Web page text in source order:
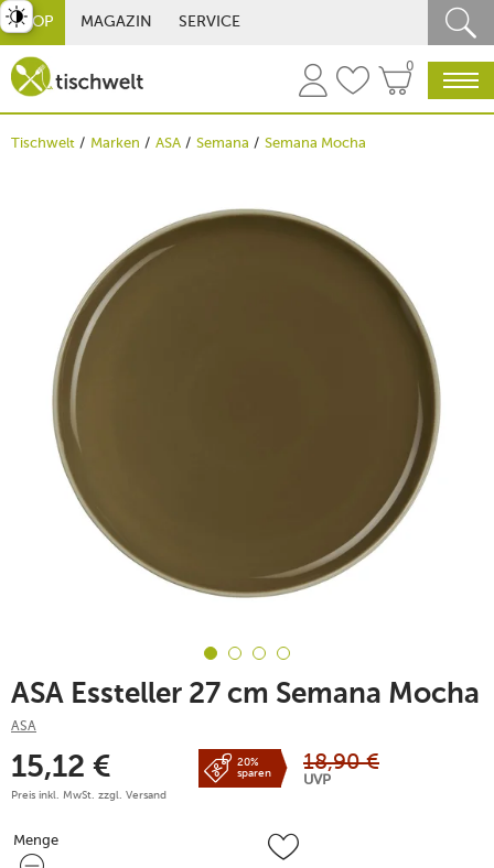
SHOP MAGAZIN SERVICE
0
Tischwelt Marken ASA Semana Semana Mocha
ASA Essteller 27 cm Semana Mocha
ASA
15,12 €
Preis inkl. MwSt. zzgl. Versand
20%
sparen
18,90 €
UVP
Menge
Menge
umschalten